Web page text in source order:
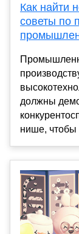
Как найти
советы по
должны
нише, чтобы